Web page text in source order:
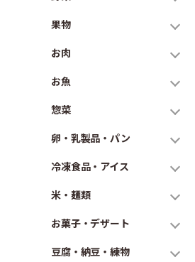
果物
お肉
お魚
惣菜
卵・乳製品・パン
冷凍食品・アイス
米・麺類
お菓子・デザート
豆腐・納豆・練物